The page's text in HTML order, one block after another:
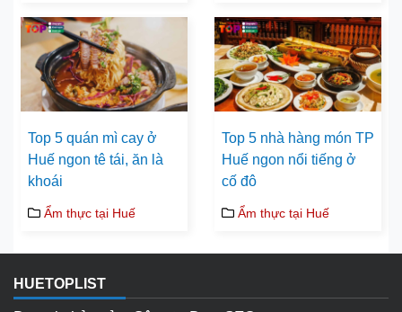
Top 5 quán mì cay ở
Huế ngon tê tái, ăn là
khoái
Ẩm thực tại Huế
Top 5 nhà hàng món TP
Huế ngon nổi tiếng ở
cố đô
Ẩm thực tại Huế
HUETOPLIST